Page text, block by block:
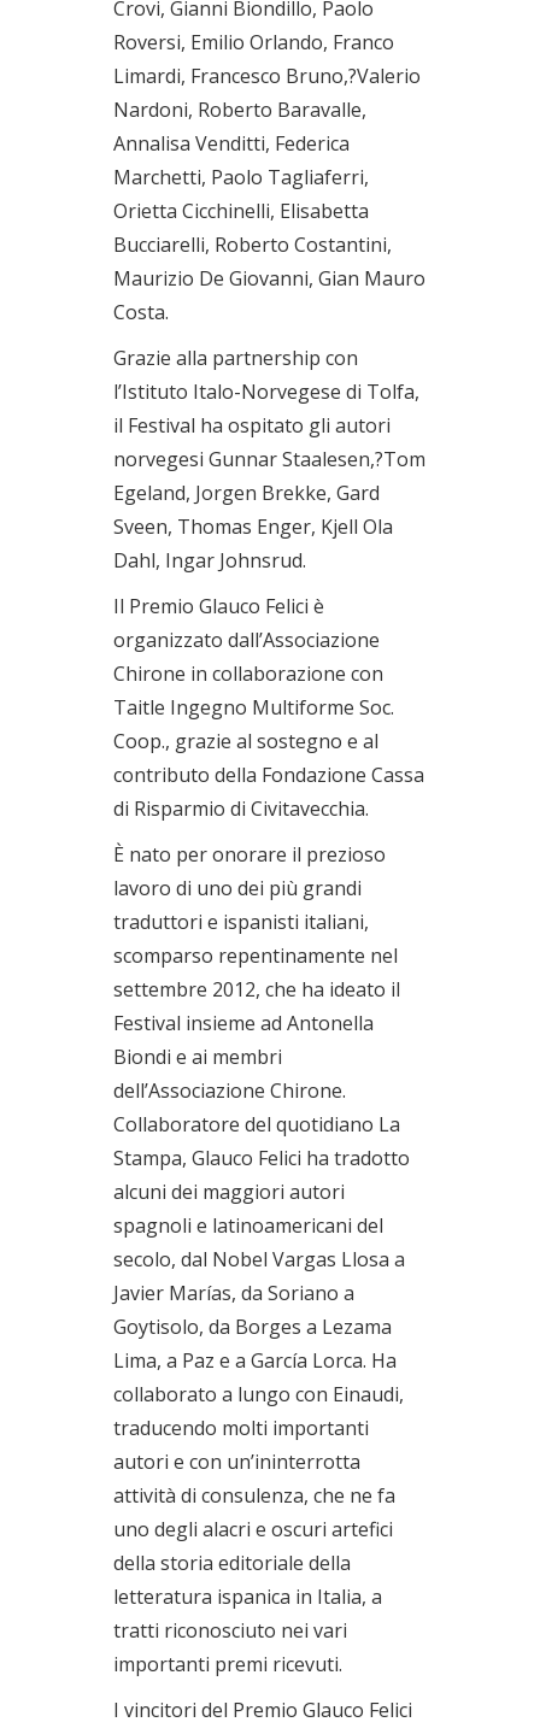
Crovi, Gianni Biondillo, Paolo
Roversi, Emilio Orlando, Franco
Limardi, Francesco Bruno,?Valerio
Nardoni, Roberto Baravalle,
Annalisa Venditti, Federica
Marchetti, Paolo Tagliaferri,
Orietta Cicchinelli, Elisabetta
Bucciarelli, Roberto Costantini,
Maurizio De Giovanni, Gian Mauro
Costa.
Grazie alla partnership con
l’Istituto Italo-Norvegese di Tolfa,
il Festival ha ospitato gli autori
norvegesi Gunnar Staalesen,?Tom
Egeland, Jorgen Brekke, Gard
Sveen, Thomas Enger, Kjell Ola
Dahl, Ingar Johnsrud.
Il Premio Glauco Felici è
organizzato dall’Associazione
Chirone in collaborazione con
Taitle Ingegno Multiforme Soc.
Coop., grazie al sostegno e al
contributo della Fondazione Cassa
di Risparmio di Civitavecchia.
È nato per onorare il prezioso
lavoro di uno dei più grandi
traduttori e ispanisti italiani,
scomparso repentinamente nel
settembre 2012, che ha ideato il
Festival insieme ad Antonella
Biondi e ai membri
dell’Associazione Chirone.
Collaboratore del quotidiano La
Stampa, Glauco Felici ha tradotto
alcuni dei maggiori autori
spagnoli e latinoamericani del
secolo, dal Nobel Vargas Llosa a
Javier Marías, da Soriano a
Goytisolo, da Borges a Lezama
Lima, a Paz e a García Lorca. Ha
collaborato a lungo con Einaudi,
traducendo molti importanti
autori e con un’ininterrotta
attività di consulenza, che ne fa
uno degli alacri e oscuri artefici
della storia editoriale della
letteratura ispanica in Italia, a
tratti riconosciuto nei vari
importanti premi ricevuti.
I vincitori del Premio Glauco Felici